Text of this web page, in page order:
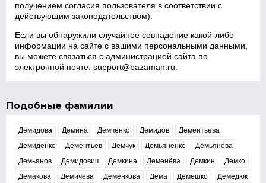
получением согласия пользователя в соответствии с
действующим законодательством).
Если вы обнаружили случайное совпадение какой‑либо
информации на сайте с вашими персональными данными,
вы можете связаться с администрацией сайта по
электронной почте:support@bazaman.ru
Подобные фамилии
Демидова Демина Демченко Демидов
Дементьева
Демиденко
Дементьев Демчук Демьяненко
Демьянова
Демьянов
Демидович Демкина Деменёва Демкин
Демко
Демакова
Демичева Деменкова Дема Демешко Демедюк